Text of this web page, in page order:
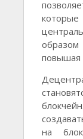
повышая
на